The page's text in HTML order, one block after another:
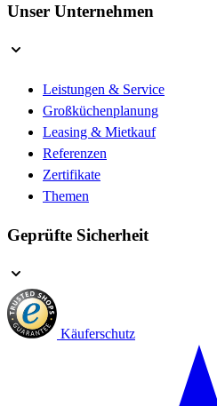
Unser Unternehmen
Leistungen & Service
Großküchenplanung
Leasing & Mietkauf
Referenzen
Zertifikate
Themen
Geprüfte Sicherheit
Käuferschutz